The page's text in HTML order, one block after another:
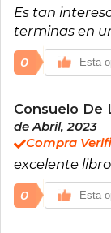
Es tan
terminas en
0 Esta
Consuelo De
de Abril, 2023
Compra
excelente
0 Esta